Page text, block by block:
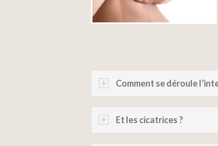
Comment se déroule
Et les cicatrices ?